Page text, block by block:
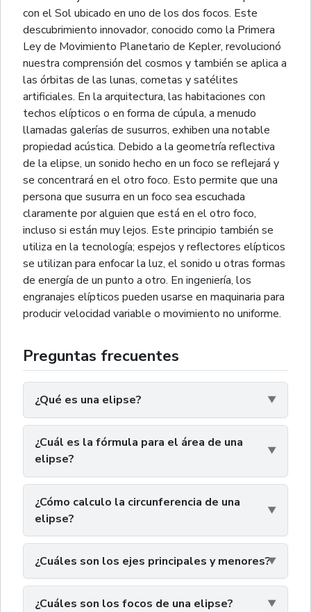
con el Sol ubicado en uno de los dos focos. Este
descubrimiento innovador, conocido como la Primera
Ley de Movimiento Planetario de Kepler, revolucionó
nuestra comprensión del cosmos y también se aplica a
las órbitas de las lunas, cometas y satélites
artificiales. En la arquitectura, las habitaciones con
techos elípticos o en forma de cúpula, a menudo
llamadas galerías de susurros, exhiben una notable
propiedad acústica. Debido a la geometría reflectiva
de la elipse, un sonido hecho en un foco se reflejará y
se concentrará en el otro foco. Esto permite que una
persona que susurra en un foco sea escuchada
claramente por alguien que está en el otro foco,
incluso si están muy lejos. Este principio también se
utiliza en la tecnología; espejos y reflectores elípticos
se utilizan para enfocar la luz, el sonido u otras formas
de energía de un punto a otro. En ingeniería, los
engranajes elípticos pueden usarse en maquinaria para
producir velocidad variable o movimiento no uniforme.
Preguntas frecuentes
¿Qué es una elipse?
¿Cuál es la fórmula para el área de una
elipse?
¿Cómo calculo la circunferencia de una
elipse?
¿Cuáles son los ejes principales y menores?
¿Cuáles son los focos de una elipse?